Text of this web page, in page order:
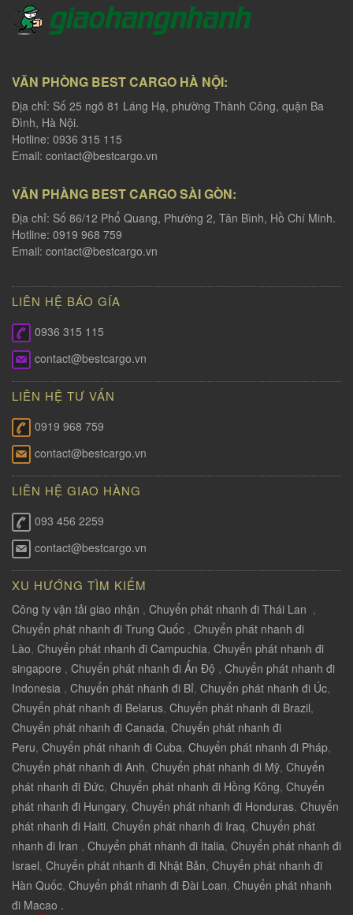
VĂN PHÒNG BEST CARGO HÀ NỘI:
Địa chỉ: Số 25 ngõ 81 Láng Hạ, phường Thành Công, quận Ba
Đình, Hà Nội.
Hotline: 0936 315 115
Email: contact@bestcargo.vn
VĂN PHÀNG BEST CARGO SÀI GÒN:
Địa chỉ: Số 86/12 Phổ Quang, Phường 2, Tân Bình, Hồ Chí Minh.
Hotline: 0919 968 759
Email: contact@bestcargo.vn
LIÊN HỆ BÁO GÍA
0936 315 115
contact@bestcargo.vn
LIÊN HỆ TƯ VẤN
0919 968 759
contact@bestcargo.vn
LIÊN HỆ GIAO HÀNG
093 456 2259
contact@bestcargo.vn
XU HƯỚNG TÌM KIẾM
Công ty vận tải giao nhận , Chuyển phát nhanh đi Thái Lan ,
Chuyển phát nhanh đi Trung Quốc , Chuyển phát nhanh đi
Lào, Chuyển phát nhanh đi Campuchia, Chuyển phát nhanh đi
singapore , Chuyển phát nhanh đi Ấn Độ , Chuyển phát nhanh đi
Indonesia , Chuyển phát nhanh đi Bỉ, Chuyển phát nhanh đi Úc,
Chuyển phát nhanh đi Belarus, Chuyển phát nhanh đi Brazil,
Chuyển phát nhanh đi Canada, Chuyển phát nhanh đi
Peru, Chuyển phát nhanh đi Cuba, Chuyển phát nhanh đi Pháp,
Chuyển phát nhanh đi Anh, Chuyển phát nhanh đi Mỹ, Chuyển
phát nhanh đi Đức, Chuyển phát nhanh đi Hồng Kông, Chuyển
phát nhanh đi Hungary, Chuyển phát nhanh đi Honduras, Chuyển
phát nhanh đi Haiti, Chuyển phát nhanh đi Iraq, Chuyển phát
nhanh đi Iran , Chuyển phát nhanh đi Italia, Chuyển phát nhanh đi
Israel, Chuyển phát nhanh đi Nhật Bản, Chuyển phát nhanh đi
Hàn Quốc, Chuyển phát nhanh đi Đài Loan, Chuyển phát nhanh
đi Macao .